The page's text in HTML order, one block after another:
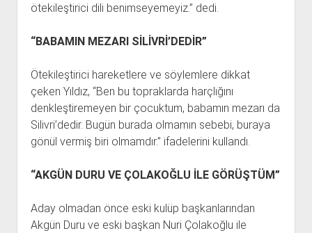
ötekileştirici dili benimseyemeyiz.” dedi.
“BABAMIN MEZARI SİLİVRİ’DEDİR”
Ötekileştirici hareketlere ve söylemlere dikkat
çeken Yıldız, “Ben bu topraklarda harçlığını
denkleştiremeyen bir çocuktum, babamın mezarı da
Silivri’dedir. Bugün burada olmamın sebebi, buraya
gönül vermiş biri olmamdır.” ifadelerini kullandı.
“AKGÜN DURU VE ÇOLAKOĞLU İLE GÖRÜŞTÜM”
Aday olmadan önce eski kulüp başkanlarından
Akgün Duru ve eski başkan Nuri Çolakoğlu ile